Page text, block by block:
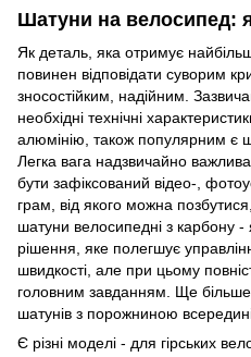
Шатуни на велосипед:
Як деталь, яка отримує
повинен відповідати суворим
зносостійким, надійним.
необхідні технічні
алюмінію, також популярним є
Легка вага надзвичайно
бути зафіксований відео-,
грам, від якого можна
шатуни велосипедні з карбону -
рішення, яке полегшує
швидкості, але при цьому
головним завданням. Ще
шатунів з порожниною
Є різні моделі - для гірських